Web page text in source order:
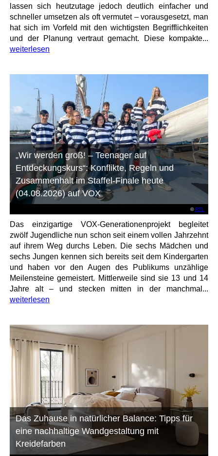
lassen sich heutzutage jedoch deutlich einfacher und
schneller umsetzen als oft vermutet – vorausgesetzt, man
hat sich im Vorfeld mit den wichtigsten Begrifflichkeiten
und der Planung vertraut gemacht. Diese kompakte...
weiterlesen
©RTL
„Wir werden groß! – Teenager auf
Entdeckungskurs“: Konflikte, Regeln und
Zusammenhalt im Staffel-Finale heute
(04.08.2026) auf VOX
Das einzigartige VOX-Generationenprojekt begleitet
zwölf Jugendliche nun schon seit einem vollen Jahrzehnt
auf ihrem Weg durchs Leben. Die sechs Mädchen und
sechs Jungen kennen sich bereits seit dem Kindergarten
und haben vor den Augen des Publikums unzählige
Meilensteine gemeistert. Mittlerweile sind sie 13 und 14
Jahre alt – und stecken mitten in der manchmal...
weiterlesen
Das Zuhause in natürlicher Balance: Tipps für
eine nachhaltige Wandgestaltung mit
Kreidefarben